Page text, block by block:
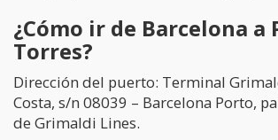
¿Cómo ir de Barcelona a
Torres?
Dirección del puerto: Terminal
Costa, s/n 08039 – Barcelona Porto,
de Grimaldi Lines.